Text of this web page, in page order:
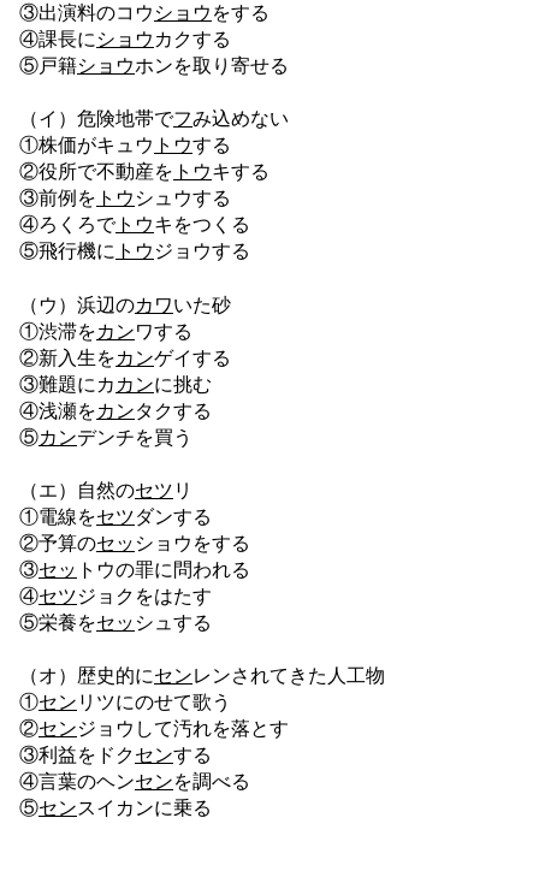
③出演料のコウ ショウ をする
④課長に ショウ カクする
⑤戸籍ショウホンを取り寄せる
（イ）危険地帯でフみ込めない
①株価がキュウ トウする
②役所で不動産を トウキする
③前例を トウ シュウする
④ろくろでトウキをつくる
⑤飛行機に トウ ジョウする
（ウ）浜辺のカワいた砂
①渋滞をカンワする
②新入生をカンゲイする
③難題にカ カンに挑む
④浅瀬をカンタクする
⑤カンデンチを買う
（エ）自然のセツ リ
①電線をセツダンする
②予算のセッ ショウをする
③セッ トウの罪に問われる
④セツジョクをはたす
⑤栄養をセッ シュする
（オ）歴史的にセンレンされてきた人工物
①セン リツにのせて歌う
②センジョウして汚れを落とす
③利益をドクセンする
④言葉のヘンセンを調べる
⑤センスイカンに乗る